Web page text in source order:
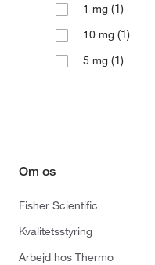
1 mg (1)
10 mg (1)
5 mg (1)
Om os
Fisher Scientific
Kvalitetsstyring
Arbejd hos Thermo